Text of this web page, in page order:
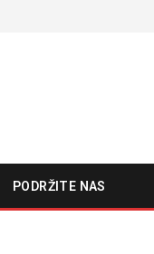
PODRŽITE NAS